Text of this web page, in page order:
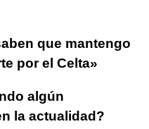
que mantengo
por el Celta»
algún
la actualidad?